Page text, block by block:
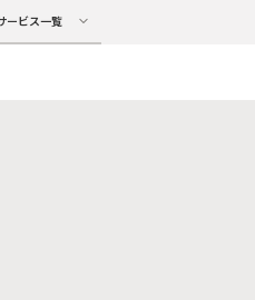
ービス一覧